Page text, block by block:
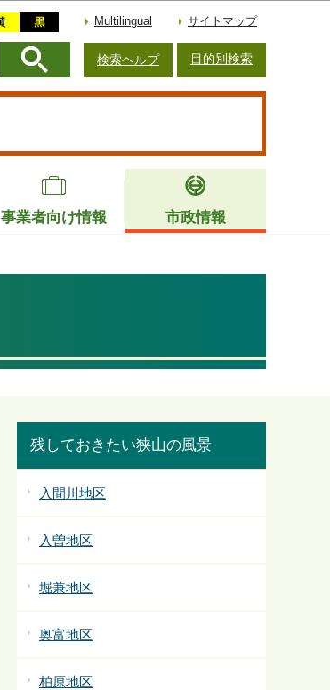
Multilingual サイトマップ
検索ヘルプ 目的別検索
事業者向け情報 市政情報
残しておきたい狭山の風景
入間川地区
入曽地区
堀兼地区
奥富地区
柏原地区